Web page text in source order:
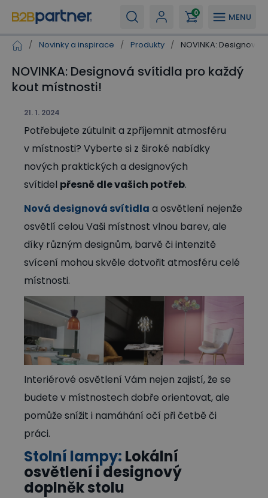
MENU
0
/ Novinky a inspirace / Produkty / NOVINKA: Designová
NOVINKA: Designová svítidla pro každý
kout místnosti!
21. 1. 2024
Potřebujete zútulnit a zpříjemnit atmosféru
v místnosti? Vyberte si z široké nabídky
nových praktických a designových
svítidel přesně dle vašich potřeb.
Nová designová svítidla a osvětlení nejenže
osvětlí celou Vaši místnost vlnou barev, ale
díky různým designům, barvě či intenzitě
svícení mohou skvěle dotvořit atmosféru celé
místnosti.
Interiérové osvětlení Vám nejen zajistí, že se
budete v místnostech dobře orientovat, ale
pomůže snížit i namáhání očí při četbě či
práci.
Stolní lampy: Lokální
osvětlení i designový
doplněk stolu